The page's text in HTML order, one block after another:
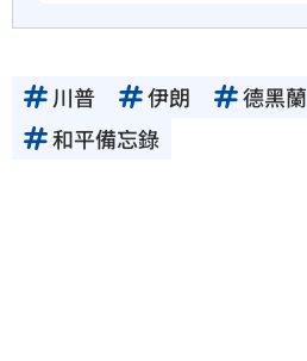
川普 伊朗 德黑蘭
和平備忘錄